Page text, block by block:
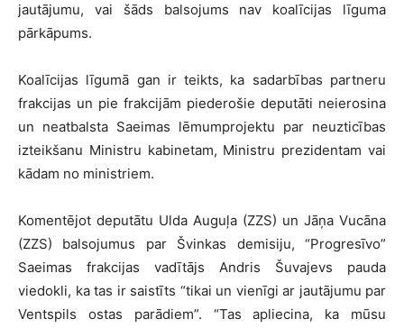
jautājumu, vai šāds balsojums nav koalīcijas līguma
pārkāpums.
Koalīcijas līgumā gan ir teikts, ka sadarbības partneru
frakcijas un pie frakcijām piederošie deputāti neierosina
un neatbalsta Saeimas lēmumprojektu par neuzticības
izteikšanu Ministru kabinetam, Ministru prezidentam vai
kādam no ministriem.
Komentējot deputātu Ulda Auguļa (ZZS) un Jāņa Vucāna
(ZZS) balsojumus par Švinkas demisiju, “Progresīvo”
Saeimas frakcijas vadītājs Andris Šuvajevs pauda
viedokli, ka tas ir saistīts “tikai un vienīgi ar jautājumu par
Ventspils ostas parādiem”. “Tas apliecina, ka mūsu